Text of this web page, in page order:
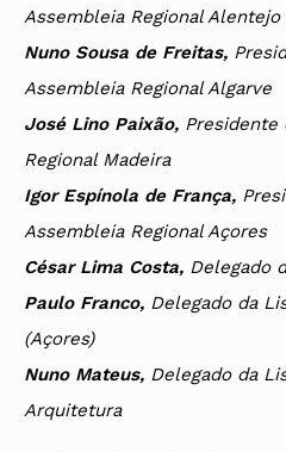
Assembleia Regional Alentejo
Nuno Sousa de Freitas,
Assembleia Regional Algarve
José Lino Paixão, Presidente
Regional Madeira
Igor Espínola de França,
Assembleia Regional Açores
César Lima Costa, Delegado
Paulo Franco, Delegado da
(Açores)
Nuno Mateus, Delegado da
Arquitetura